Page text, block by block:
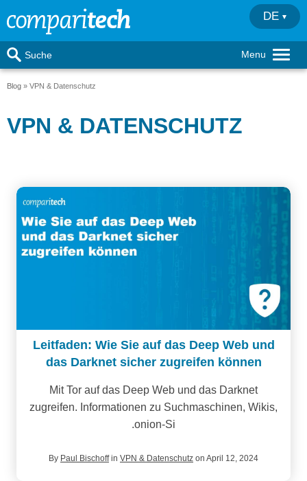
Menu
Suche
DE
Blog VPN & Datenschutz
VPN & DATENSCHUTZ
Leitfaden: Wie Sie auf das Deep Web und
das Darknet sicher zugreifen können
Mit Tor auf das Deep Web und das Darknet
zugreifen. Informationen zu Suchmaschinen, Wikis,
.onion-Si
By Paul Bischoffin VPN & Datenschutz on April 12, 2024